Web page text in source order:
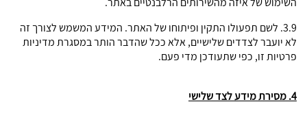
3.9. לשם תפעולו התקין ופיתוחו של האתר. המידע המשמש לצורך זה
לא יועבר לצדדים שלישיים, אלא ככל שהדבר הותר במסגרת מדיניות
פרטיות זו, כפי שתעודכן מדי פעם.
4. מסירת מידע לצד שלישי